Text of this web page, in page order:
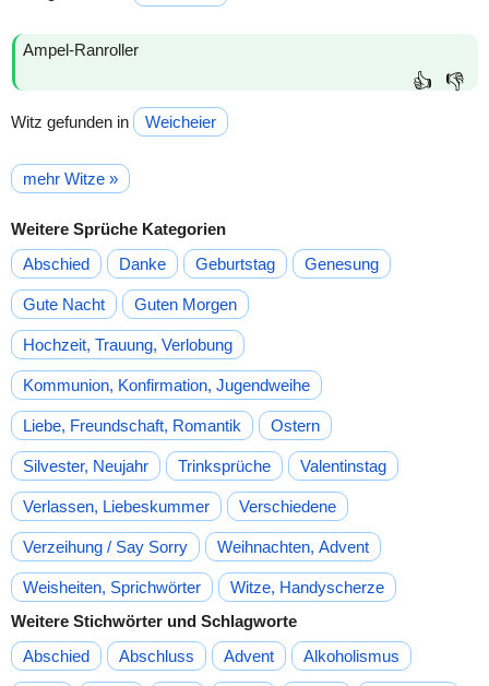
Ampel-Ranroller
👍 👎
Witz gefunden in Weicheier
mehr Witze »
Weitere Sprüche Kategorien
Abschied
Danke Geburtstag Genesung
Gute Nacht Guten Morgen
Hochzeit, Trauung, Verlobung
Kommunion, Konfirmation, Jugendweihe
Liebe, Freundschaft, Romantik Ostern
Silvester, Neujahr Trinksprüche Valentinstag
Verlassen, Liebeskummer Verschiedene
Verzeihung / Say Sorry Weihnachten, Advent
Weisheiten, Sprichwörter
Witze, Handyscherze
Weitere Stichwörter und Schlagworte
Abschied
Abschluss Advent Alkoholismus